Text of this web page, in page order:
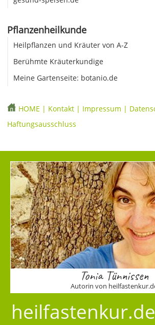
Pflanzenheilkunde
Heilpflanzen und Kräuter von A-Z
Berühmte Kräuterkundige
Meine Gartenseite: botanio.de
HOME | Kontakt | Impressum |
Haftungsausschluss
Tonia Tünnissen
Autorin von
heilfastenkur.de